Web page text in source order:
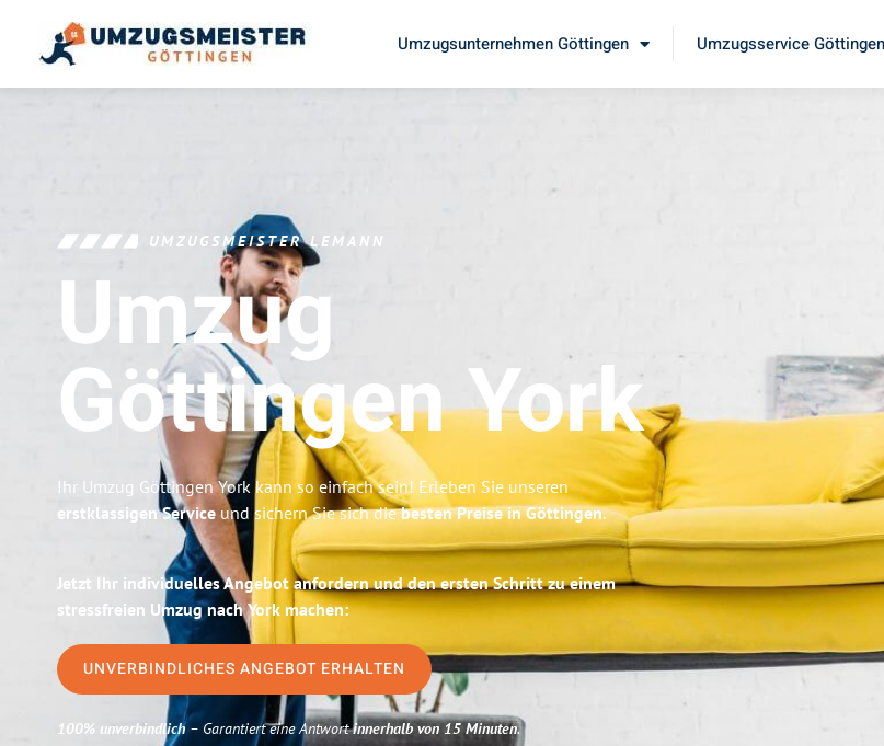
Umzugsunternehmen Göttingen Umzugsservice Göttingen
UMZUGSMEISTER LEMANN
Umzug
GöttingenYork
Ihr Umzug Göttingen York kann so einfach sein! Erleben Sie unseren
erstklassigen Service und sichern Sie sich diebesten Preise in Göttingen.
Jetzt Ihr individuelles Angebot anfordern und den ersten Schritt zu einem
stressfreien Umzug nach York machen:
UNVERBINDLICHES ANGEBOT ERHALTEN
100% unverbindlich– Garantiert eine Antwortinnerhalb von 15 Minuten.